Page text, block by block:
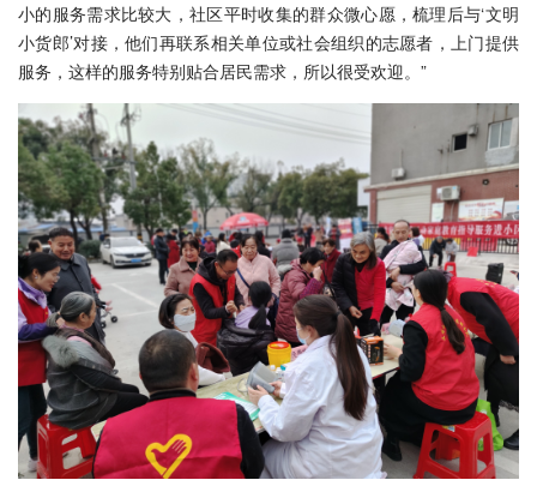
小的服务需求比较大，社区平时收集的群众微心愿，梳理后与‘文明
小货郎’对接，他们再联系相关单位或社会组织的志愿者，上门提供
服务，这样的服务特别贴合居民需求，所以很受欢迎。”